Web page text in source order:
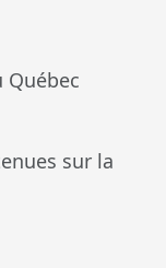
sur la